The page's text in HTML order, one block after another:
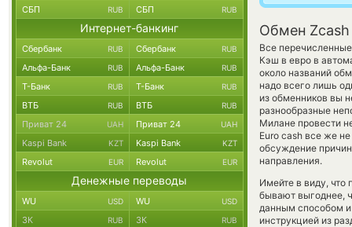
Обмен Zcash
Все
Кэш в евро в
около названий
надо всего лишь
из обменников вы
разнообразные
Милане провести
Euro cash все же
обсуждение
направления.
Имейте в виду, что
бывают выгоднее,
данным способом и
инструкцией из
СБП RUB СБП RUB
Интернет-банкинг
Сбербанк RUB Сбербанк RUB
Альфа-Банк RUB Альфа-Банк RUB
Т-Банк RUB Т-Банк RUB
ВТБ RUB ВТБ RUB
Приват 24 UAH Приват 24 UAH
Kaspi Bank KZT Kaspi Bank KZT
Revolut EUR Revolut EUR
Денежные переводы
WU USD WU USD
ЗК RUB ЗК RUB